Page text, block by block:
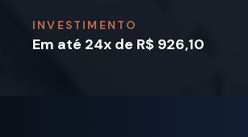
INVESTIMENTO
Em até 24x de R$ 926,10